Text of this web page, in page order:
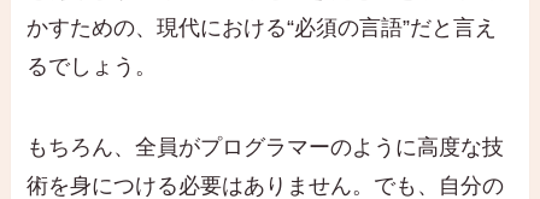
かすための、現代における“必須の言語”だと言え
るでしょう。
もちろん、全員がプログラマーのように高度な技
術を身につける必要はありません。でも、自分の